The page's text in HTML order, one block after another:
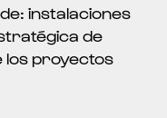
instalaciones
de
los proyectos